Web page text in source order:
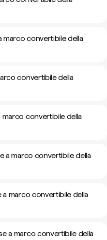
marco convertibile della
convertibile della
marco convertibile della
a marco convertibile della
a marco convertibile della
a marco convertibile della